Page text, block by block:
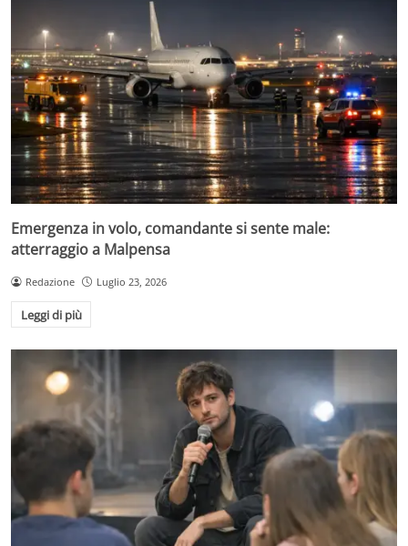
Emergenza in volo, comandante si sente male:
atterraggio a Malpensa
Redazione Luglio 23, 2026
Leggi di più